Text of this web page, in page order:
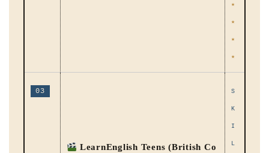
★
★
★
★
03
LearnEnglish Teens (British Co
S
K
I
L